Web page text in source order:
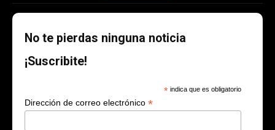
No te pierdas ninguna noticia
¡Suscribite!
* indica que es obligatorio
Dirección de correo electrónico *